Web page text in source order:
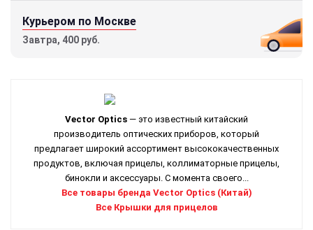
Курьером по Москве
Завтра, 400 руб.
Vector Optics — это известный китайский
производитель оптических приборов, который
предлагает широкий ассортимент высококачественных
продуктов, включая прицелы, коллиматорные прицелы,
бинокли и аксессуары. С момента своего...
Все товары бренда Vector Optics (Китай)
Все Крышки для прицелов